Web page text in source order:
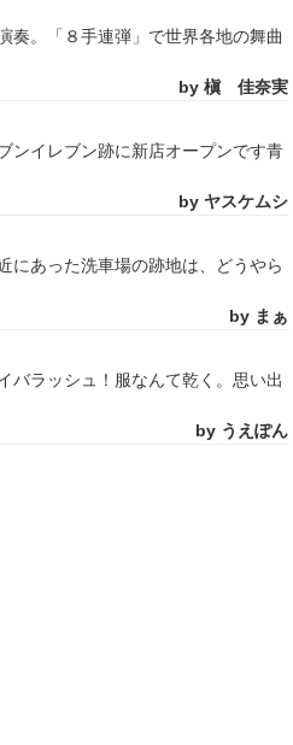
奏。「８手連弾」で世界各地の舞曲
by 槇 佳奈実
ンイレブン跡に新店オープンです青
by ヤスケムシ
にあった洗車場の跡地は、どうやら
by まぁ
バラッシュ！服なんて乾く。思い出
by うえぽん